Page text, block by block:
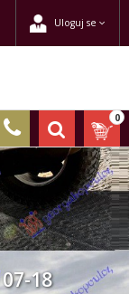
Uloguj se
0
07-18